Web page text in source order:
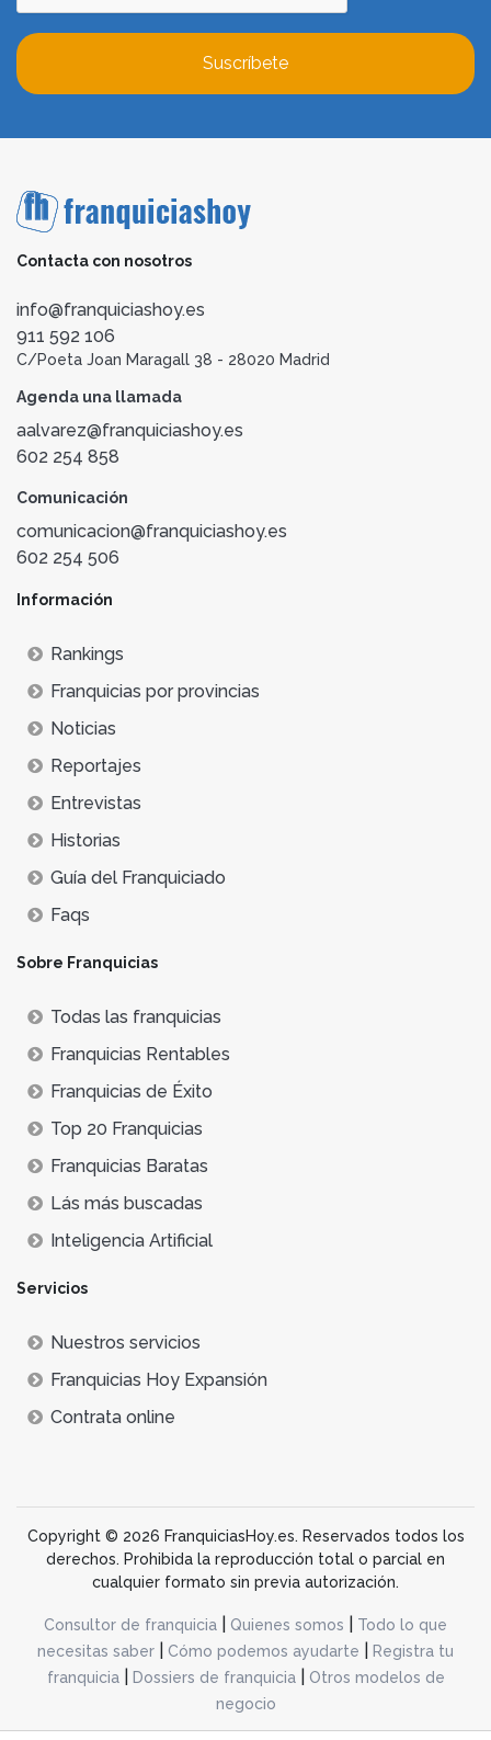
Suscríbete
Contacta con nosotros
info@franquiciashoy.es
911 592 106
C/Poeta Joan Maragall 38 - 28020 Madrid
Agenda una llamada
aalvarez@franquiciashoy.es
602 254 858
Comunicación
comunicacion@franquiciashoy.es
602 254 506
Información
Rankings
Franquicias por provincias
Noticias
Reportajes
Entrevistas
Historias
Guía del Franquiciado
Faqs
Sobre Franquicias
Todas las franquicias
Franquicias Rentables
Franquicias de Éxito
Top 20 Franquicias
Franquicias Baratas
Lás más buscadas
Inteligencia Artificial
Servicios
Nuestros servicios
Franquicias Hoy Expansión
Contrata online
Copyright © 2026 FranquiciasHoy.es. Reservados todos los
derechos. Prohibida la reproducción total o parcial en
cualquier formato sin previa autorización.
Consultor de franquicia Quienes somos
Todo lo que
necesitas saber
Cómo podemos ayudarte
Registra tu
franquicia| Dossiers de franquicia|
Otros modelos de
negocio